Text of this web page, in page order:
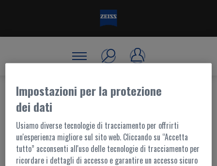
ACCESSO AL PORTALE
Impostazioni per la protezione
dei dati
Usiamo diverse tecnologie di tracciamento per offrirti
un'esperienza migliore sul sito web. Cliccando su “Accetta
tutto” acconsenti all'uso delle tecnologie di tracciamento per
ricordare i dettagli di accesso e garantire un accesso sicuro